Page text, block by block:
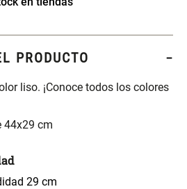
PRODUCTO
liso. ¡Conoce todos los colores
44x29 cm
29 cm
S/ 104.00
S/ 124.00
Mueble Repisa Bambú 4